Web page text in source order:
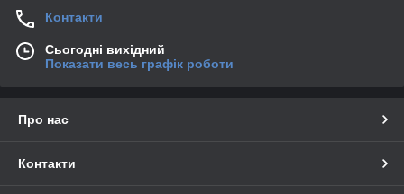
Контакти
Сьогодні вихідний
Показати весь графік роботи
Про нас
Контакти